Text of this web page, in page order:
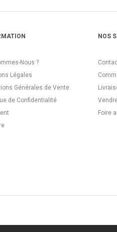
Nous ?
Légales
Générales de Vente
de Confidentialité
NOS
Foire